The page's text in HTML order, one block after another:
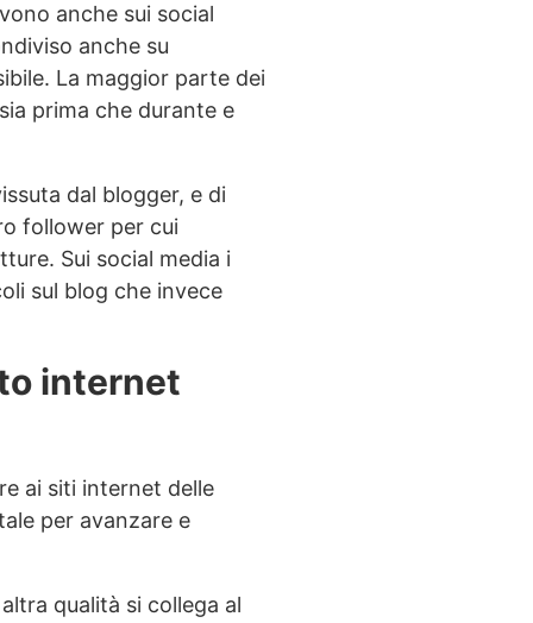
anche sui social
anche su
La maggior parte dei
prima che durante e
dal blogger, e di
follower per cui
Sui social media i
sul blog che invece
internet
ai siti internet delle
per avanzare e
qualità si collega al